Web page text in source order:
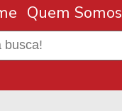
Quem Somos